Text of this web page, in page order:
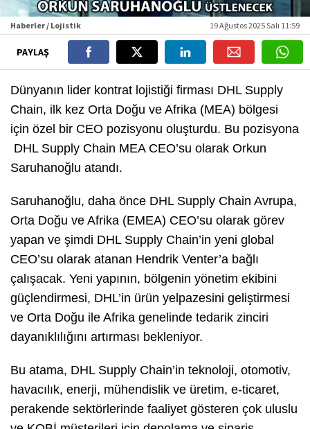
Haberler / Lojistik 19 Ağustos 2025 Salı 11:59
PAYLAŞ
Dünyanın lider kontrat lojistiği firması DHL Supply
Chain, ilk kez Orta Doğu ve Afrika (MEA) bölgesi
için özel bir CEO pozisyonu oluşturdu. Bu pozisyona
DHL Supply Chain MEA CEO’su olarak Orkun
Saruhanoğlu atandı.
Saruhanoğlu, daha önce DHL Supply Chain Avrupa,
Orta Doğu ve Afrika (EMEA) CEO’su olarak görev
yapan ve şimdi DHL Supply Chain’in yeni global
CEO’su olarak atanan Hendrik Venter’a bağlı
çalışacak. Yeni yapının, bölgenin yönetim ekibini
güçlendirmesi, DHL’in ürün yelpazesini geliştirmesi
ve Orta Doğu ile Afrika genelinde tedarik zinciri
dayanıklılığını artırması bekleniyor.
Bu atama, DHL Supply Chain’in teknoloji, otomotiv,
havacılık, enerji, mühendislik ve üretim, e-ticaret,
perakende sektörlerinde faaliyet gösteren çok uluslu